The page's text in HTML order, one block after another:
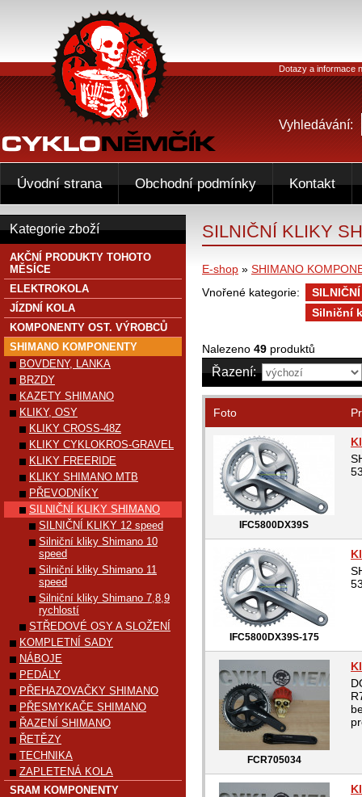
SILNIČNÍ KLIKY
E-shop » SHIMANO
Vnořené kategorie:
Silniční
Nalezeno 49 produktů
Řazení:
Foto
IFC5800DX39S
IFC5800DX39S-175
FCR705034
Kategorie zboží
AKČNÍ PRODUKTY TOHOTO
MĚSÍCE
ELEKTROKOLA
JÍZDNÍ KOLA
KOMPONENTY OST. VÝROBCŮ
SHIMANO KOMPONENTY
BOVDENY, LANKA
BRZDY
KAZETY SHIMANO
KLIKY, OSY
KLIKY CROSS-48Z
KLIKY CYKLOKROS-GRAVEL
KLIKY FREERIDE
KLIKY SHIMANO MTB
PŘEVODNÍKY
SILNIČNÍ KLIKY SHIMANO
SILNIČNÍ KLIKY 12 speed
Silniční kliky Shimano 10
speed
Silniční kliky Shimano 11
speed
Silniční kliky Shimano 7,8,9
rychlostí
STŘEDOVÉ OSY A SLOŽENÍ
KOMPLETNÍ SADY
NÁBOJE
PEDÁLY
PŘEHAZOVAČKY SHIMANO
PŘESMYKAČE SHIMANO
ŘAZENÍ SHIMANO
ŘETĚZY
TECHNIKA
ZAPLETENÁ KOLA
SRAM KOMPONENTY
Dotazy a informace
Vyhledávání:
Úvodní strana Obchodní podmínky Kontakt